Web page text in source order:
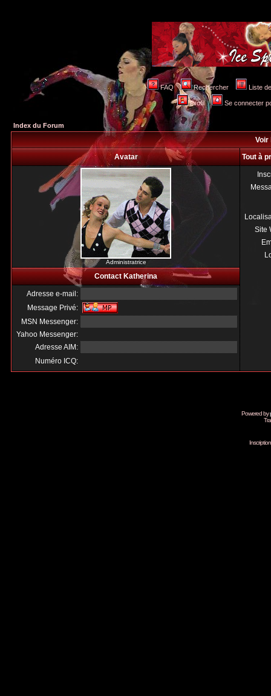
FAQ Rechercher Liste
Profil Se connecter
Index du Forum
Voir
Avatar
Tout à
Administratrice
Site
Contact Katherina
Adresse e-mail:
Message Privé:
MSN Messenger:
Yahoo Messenger:
Adresse AIM:
Numéro ICQ:
Powered by